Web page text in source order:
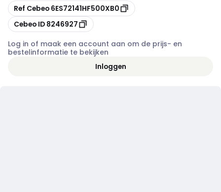
Kopiëren
Ref Cebeo 6ES72141HF500XB0
Kopiëren
Cebeo ID 8246927
Log in of maak een account aan om de prijs- en
bestelinformatie te bekijken
Inloggen